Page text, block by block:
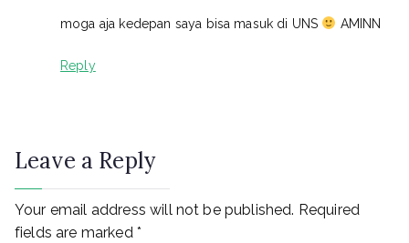
moga aja kedepan saya bisa masuk di UNS AMINN
Reply
Leave a Reply
Your email address will not be published. Required
fields are marked *